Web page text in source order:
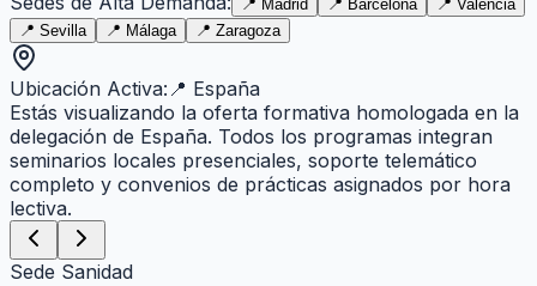
📍 Madrid 📍 Barcelona 📍 Valencia
📍 Sevilla 📍 Málaga 📍 Zaragoza
Ubicación Activa: 📍 España
Estás visualizando la oferta formativa homologada en la
delegación de España. Todos los programas integran
seminarios locales presenciales, soporte telemático
completo y convenios de prácticas asignados por hora
lectiva.
Sede Sanidad